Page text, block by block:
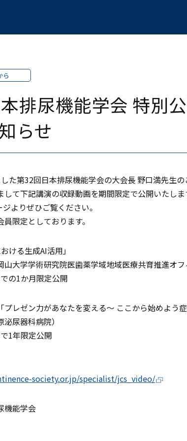
ら
排尿機能学会 特別
らせ
た第32回日本排尿機能学会の大会長 野口満先生の
て下記講演の収録動画を期間限定で公開いたしま
よりぜひご覧ください。
限定としております。
ける生成AI活用」
学学術研究院医歯薬学域地域医療共育推進オフ
の1か月限定公開
プレゼン力があなたを変える～ ここから始めよう症
尿器科病院）
1年限定公開
society.or.jp/specialist/jcs_video/
機能学会